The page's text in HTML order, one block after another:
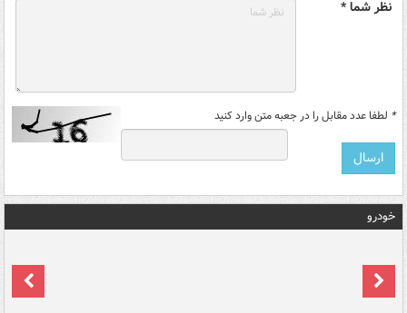
نظر شما *
* لطفا عدد مقابل را در جعبه متن وارد کنید
خودرو